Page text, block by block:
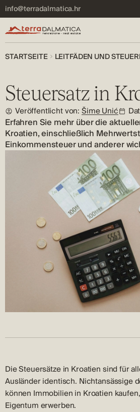
info@terradalmatica.hr
STARTSEITE LEITFÄDEN UND
Steuersatz in
Veröffentlicht von: Šime Unić
Erfahren Sie mehr über die
Kroatien, einschließlich
Einkommensteuer und anderer
Die Steuersätze in Kroatien sind für
Ausländer identisch. Nichtansässige
können Immobilien in Kroatien
Eigentum erwerben.